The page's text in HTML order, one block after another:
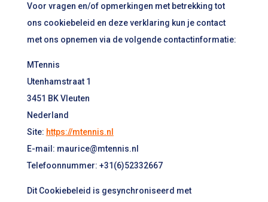
Voor vragen en/of opmerkingen met betrekking tot
ons cookiebeleid en deze verklaring kun je contact
met ons opnemen via de volgende contactinformatie:
MTennis
Utenhamstraat 1
3451 BK Vleuten
Nederland
Site: https://mtennis.nl
E-mail: maurice@mtennis.nl
Telefoonnummer: +31(6)52332667
Dit Cookiebeleid is gesynchroniseerd met